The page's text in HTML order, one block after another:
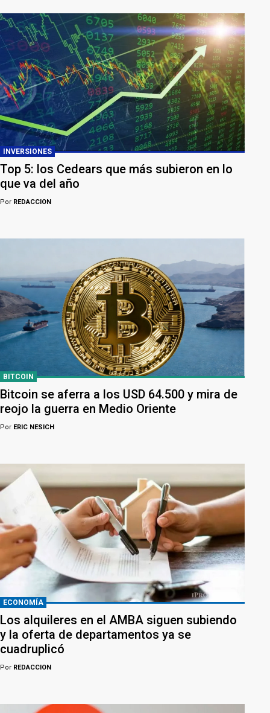
INVERSIONES
Top 5: los Cedears que más subieron en lo
que va del año
Por REDACCION
BITCOIN
Bitcoin se aferra a los USD 64.500 y mira de
reojo la guerra en Medio Oriente
Por ERIC NESICH
ECONOMÍA
Los alquileres en el AMBA siguen subiendo
y la oferta de departamentos ya se
cuadruplicó
Por REDACCION